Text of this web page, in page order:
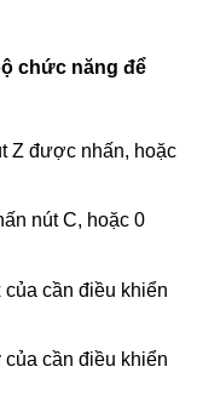
chức năng để
Z được nhấn, hoặc
nút C, hoặc 0
của cần điều khiển
của cần điều khiển